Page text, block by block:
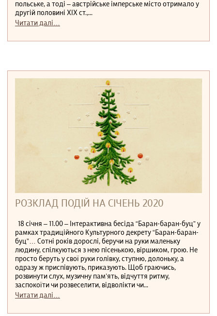
польське, а тоді – австрійське імперське місто отримало у
другій половині XIX ст.,...
Читати далі…
РОЗКЛАД ПОДІЙ НА СІЧЕНЬ 2020
18 січня ‒ 11.00 ‒ Інтерактивна бесіда “Баран-баран-буц” у
рамках традиційного Культурного декрету “Баран-баран-
буц”… Сотні років дорослі, беручи на руки маленьку
людину, спілкуються з нею пісенькою, віршиком, грою. Не
просто беруть у свої руки голівку, ступню, долоньку, а
одразу ж приспівують, приказують. Щоб граючись,
розвинути слух, музичну пам’ять, відчуття ритму,
заспокоїти чи розвеселити, відволікти чи...
Читати далі…